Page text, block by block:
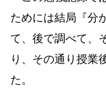
ためには結局『分
て、後で調べて、
り、その通り授業
た。